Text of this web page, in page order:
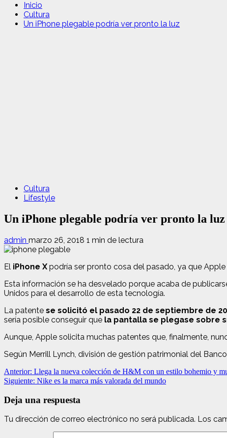
Inicio
Cultura
Un iPhone plegable podría ver pronto la luz
Cultura
Lifestyle
Un iPhone plegable podría ver pronto la luz
admin marzo 26, 2018 1 min de lectura
El iPhone Xpodría ser pronto cosa del pasado, ya que
Esta información se ha desvelado porque acaba de
Unidos para el desarrollo de esta tecnología.
La patente se solicitó el pasado 22 de septiembre de
sería posible conseguir que la pantalla se plegase sobre
Aunque, Apple solicita muchas patentes que, finalmente,
Según Merrill Lynch, división de gestión patrimonial del
Navegación
de
entradas
Anterior: Llega la nueva colección de H&M con un estilo bohemio y
Siguiente: Nike es la marca más valorada del mundo
Deja una respuesta
Tu dirección de correo electrónico no será publicada. Los